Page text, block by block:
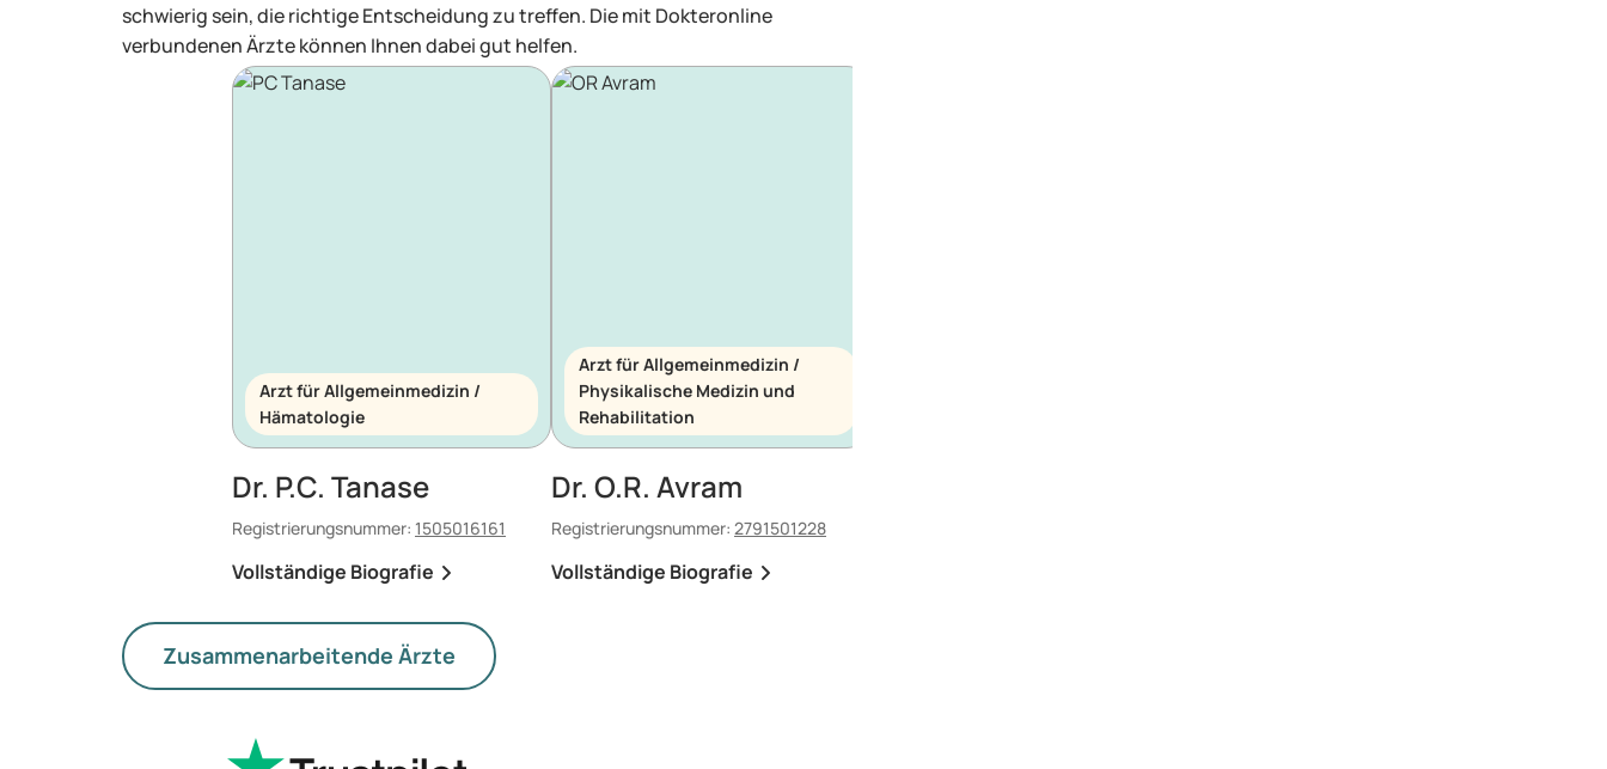
schwierig sein, die richtige Entscheidung zu treffen. Die mit Dokteronline
verbundenen Ärzte können Ihnen dabei gut helfen.
Arzt für Allgemeinmedizin /
Hämatologie
Dr. P.C. Tanase
Registrierungsnummer: 1505016161
Vollständige Biografie
Arzt für Allgemeinmedizin /
Physikalische Medizin und
Rehabilitation
Dr. O.R. Avram
Registrierungsnummer: 2791501228
Vollständige Biografie
Zusammenarbeitende Ärzte